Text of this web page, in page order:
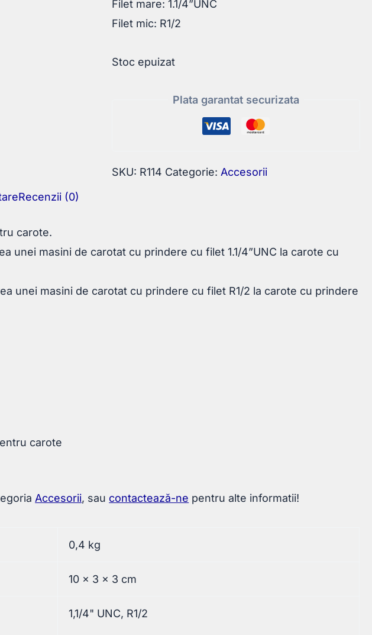
Filet mare: 1.1/4”UNC
Filet mic: R1/2
Stoc epuizat
Plata garantat securizata
SKU: R114 Categorie: Accesorii
Recenzii (0)
carote.
unei masini de carotat cu prindere cu filet 1.1/4”UNC la carote cu
unei masini de carotat cu prindere cu filet R1/2 la carote cu prindere
carote
Accesorii, sau contactează-ne pentru alte informatii!
0,4 kg
10 × 3 × 3 cm
1,1/4" UNC, R1/2